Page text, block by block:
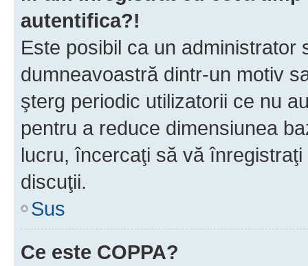
autentifica?!
Este posibil ca un
dumneavoastră dintr-un motiv
şterg periodic utilizatorii ce nu
pentru a reduce dimensiunea
lucru, încercaţi să vă
discuţii.
Sus
Ce este COPPA?